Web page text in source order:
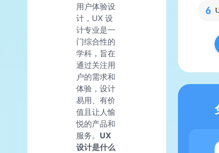
用户体验设
计，UX 设
计专业是一
门综合性的
学科，旨在
通过关注用
户的需求和
体验，设计
易用、有价
值且让人愉
悦的产品和
服务。 UX
设计是什么